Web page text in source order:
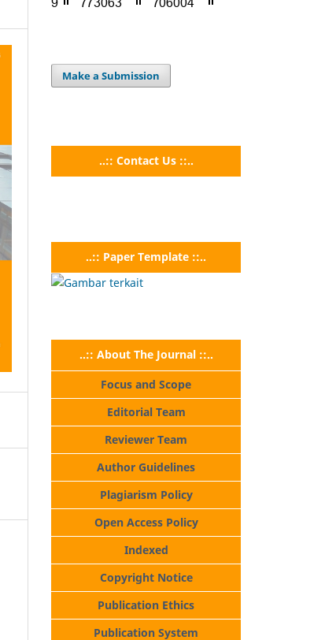
Make a Submission
..:: Contact Us ::..
..:: Paper Template ::..
..:: About The Journal ::..
Focus and Scope
Editorial Team
Reviewer Team
Author Guidelines
Plagiarism Policy
Open Access Policy
Indexed
Copyright Notice
Publication Ethics
Publication System